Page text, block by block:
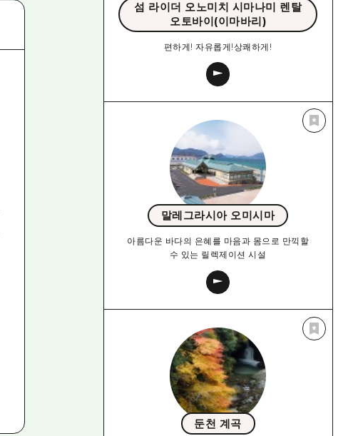
섬 라이더 오노미치 시마나미 렌탈
오토바이(이마바리)
편하게! 자유롭게!상쾌하게!
말레그라시아 오미시마
아름다운 바다의 은혜를 마음과 몸으로 만끽할
수 있는 릴렉제이션 시설
둔천 계곡